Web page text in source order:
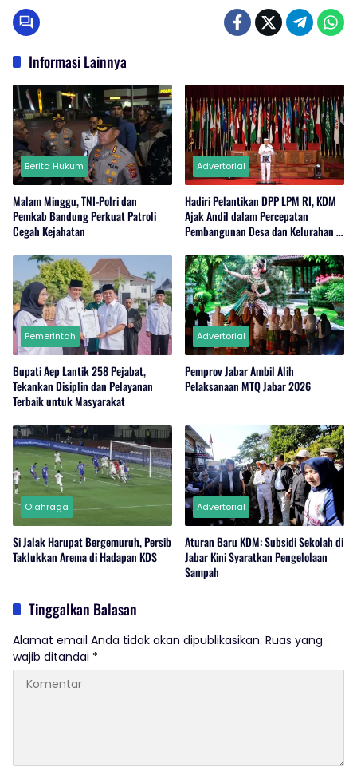
Informasi Lainnya
Berita Hukum
Malam Minggu, TNI-Polri dan
Pemkab Bandung Perkuat Patroli
Cegah Kejahatan
Advertorial
Hadiri Pelantikan DPP LPM RI, KDM
Ajak Andil dalam Percepatan
Pembangunan Desa dan Kelurahan di
Pemerintah
Bupati Aep Lantik 258 Pejabat,
Tekankan Disiplin dan Pelayanan
Terbaik untuk Masyarakat
Advertorial
Pemprov Jabar Ambil Alih
Pelaksanaan MTQ Jabar 2026
Olahraga
Si Jalak Harupat Bergemuruh, Persib
Taklukkan Arema di Hadapan KDS
Advertorial
Aturan Baru KDM: Subsidi Sekolah di
Jabar Kini Syaratkan Pengelolaan
Sampah
Tinggalkan Balasan
Alamat email Anda tidak akan dipublikasikan. Ruas yang
wajib ditandai *